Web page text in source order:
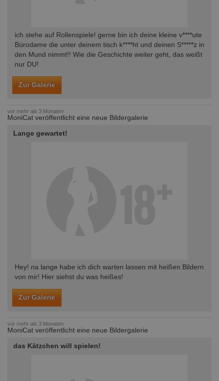
ich stehe auf Rollenspiele! gerne bin ich deine kleine v****ute
Bürodame die unter deinem tisch k****ht und deinen S*****z in
den Mund nimmt!! Wie die Geschichte weiter geht, das weißt
nur DU!
Zur Galerie
vor mehr als 3 Monaten
MoniCat veröffentlicht eine neue Bildergalerie
Lange gewartet!
Hey! na lange habe ich dich warten lassen mit heißen Bildern
von mir! Hier siehst du was heißes!
Zur Galerie
vor mehr als 3 Monaten
MoniCat veröffentlicht eine neue Bildergalerie
das Kätzchen will spielen!